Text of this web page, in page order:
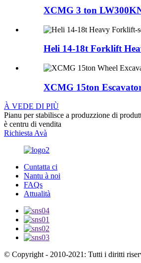
XCMG 3 ton
Heli 14-18t Forklift
XCMG 15ton
À VEDE DI PIÙ
Pianu per stabilisce a produzzione di
è centru di vendita
Richiesta Avà
Cuntatta ci
Nantu à noi
FAQs
Attualità
© Copyright - 2010-2021: Tutti i diritti